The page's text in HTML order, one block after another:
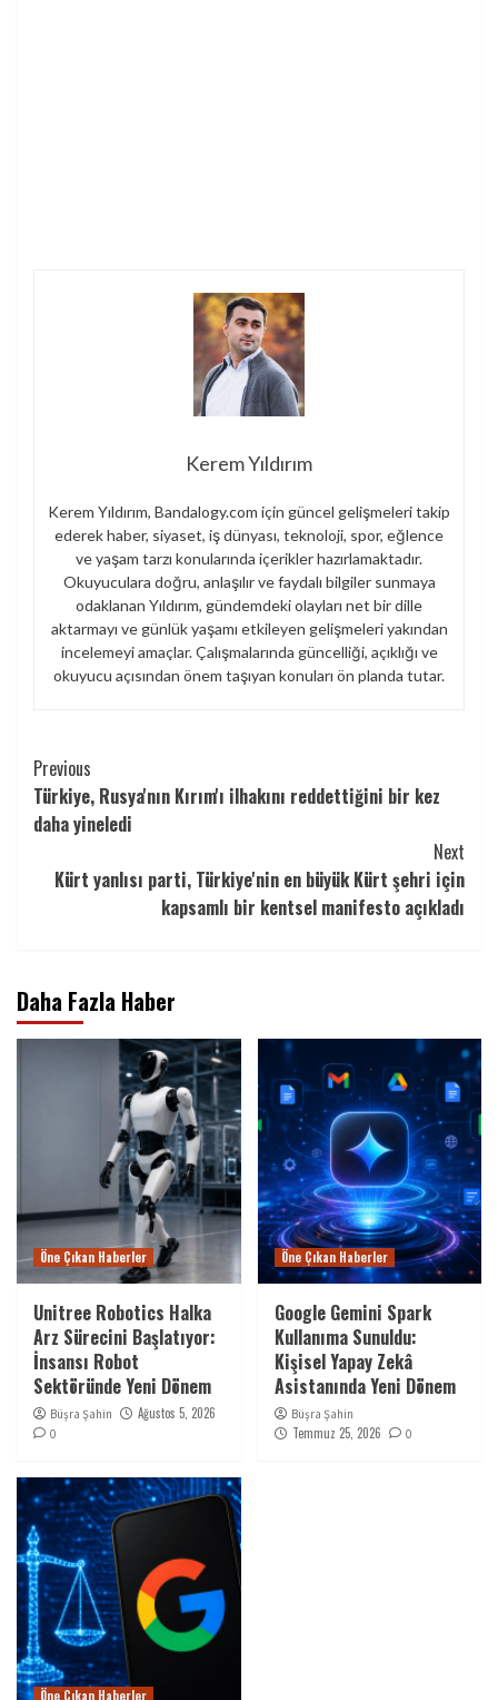
Kerem Yıldırım
Kerem Yıldırım, Bandalogy.com için güncel gelişmeleri takip
ederek haber, siyaset, iş dünyası, teknoloji, spor, eğlence
ve yaşam tarzı konularında içerikler hazırlamaktadır.
Okuyuculara doğru, anlaşılır ve faydalı bilgiler sunmaya
odaklanan Yıldırım, gündemdeki olayları net bir dille
aktarmayı ve günlük yaşamı etkileyen gelişmeleri yakından
incelemeyi amaçlar. Çalışmalarında güncelliği, açıklığı ve
okuyucu açısından önem taşıyan konuları ön planda tutar.
Continue
Reading
Previous
Türkiye, Rusya'nın Kırım'ı ilhakını reddettiğini bir kez
daha yineledi
Next
Kürt yanlısı parti, Türkiye'nin en büyük Kürt şehri için
kapsamlı bir kentsel manifesto açıkladı
Daha Fazla Haber
Öne Çıkan Haberler
Unitree Robotics Halka
Arz Sürecini Başlatıyor:
İnsansı Robot
Sektöründe Yeni Dönem
Büşra Şahin Ağustos 5, 2026
0
Öne Çıkan Haberler
Google Gemini Spark
Kullanıma Sunuldu:
Kişisel Yapay Zekâ
Asistanında Yeni Dönem
Büşra Şahin
Temmuz 25, 2026 0
Öne Çıkan Haberler